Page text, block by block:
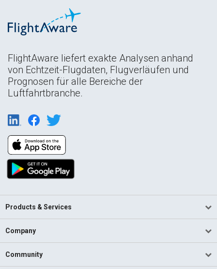
FlightAware liefert exakte Analysen anhand
von Echtzeit-Flugdaten, Flugverläufen und
Prognosen für alle Bereiche der
Luftfahrtbranche.
Products & Services
Company
Community